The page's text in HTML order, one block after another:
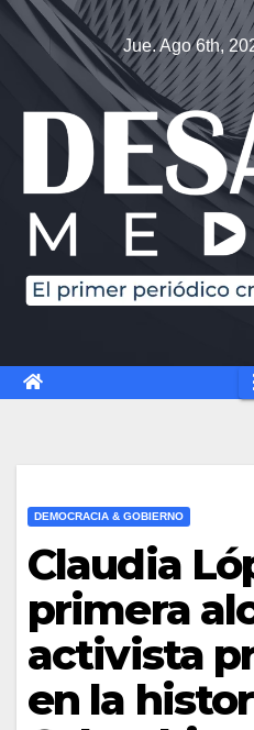
Saltar
contenido
Jue. Ago 6th,
DEMOCRACIA & GOBIERNO
Claudia
primera
activista
en la